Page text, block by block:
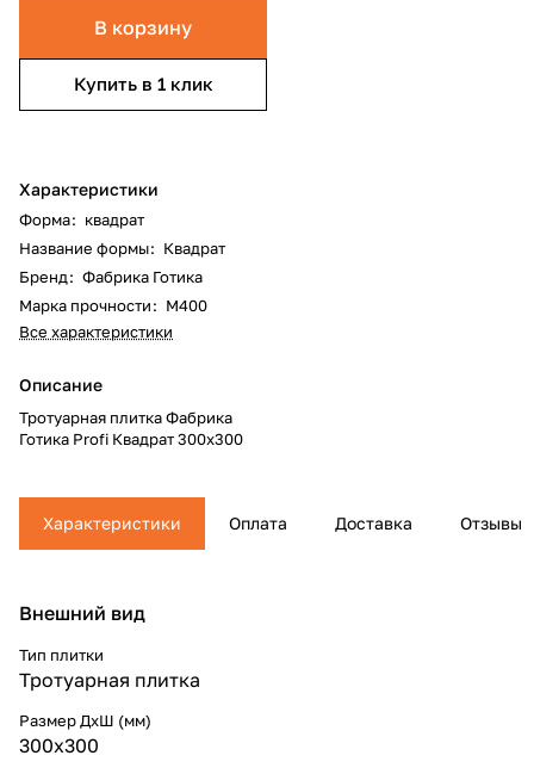
В корзину
Купить в 1 клик
Характеристики
Форма: квадрат
Название формы: Квадрат
Бренд: Фабрика Готика
Марка прочности: М400
Все характеристики
Описание
Тротуарная плитка Фабрика
Готика Profi Квадрат 300x300
Характеристики Оплата Доставка Отзывы
Внешний вид
Тип плитки
Тротуарная плитка
Размер ДхШ (мм)
300x300